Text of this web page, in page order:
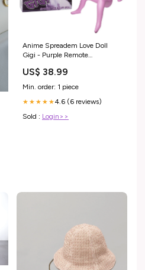
Anime Spreadem Love Doll
Gigi - Purple Remote
US$ 38.99
Min. order: 1 piece
★★★★★4.6 (6 reviews)
Sold : Login>>